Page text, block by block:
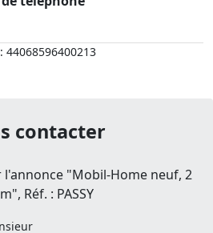
44068596400213
contacter
"Mobil-Home neuf, 2
Réf. : PASSY